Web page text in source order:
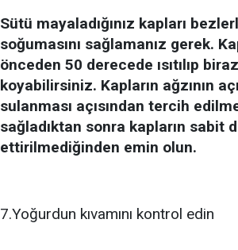
Sütü mayaladığınız kapları
soğumasını sağlamanız gerek.
önceden 50 derecede ısıtılıp
koyabilirsiniz. Kapların ağzının
sulanması açısından tercih
sağladıktan sonra kapların sabit
ettirilmediğinden emin olun.
7.Yoğurdun kıvamını kontrol edin